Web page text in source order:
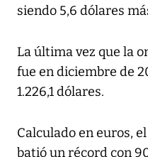
siendo 5,6 dólares
La última vez que la
fue en diciembre de
1.226,1 dólares.
Calculado en euros,
batió un récord con